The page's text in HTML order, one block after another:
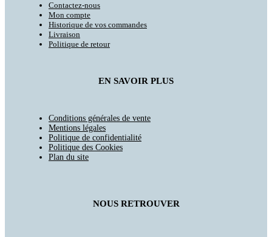
Contactez-nous
Mon compte
Historique de vos commandes
Livraison
Politique de retour
EN SAVOIR PLUS
Conditions générales de vente
Mentions légales
Politique de confidentialité
Politique des Cookies
Plan du site
NOUS RETROUVER